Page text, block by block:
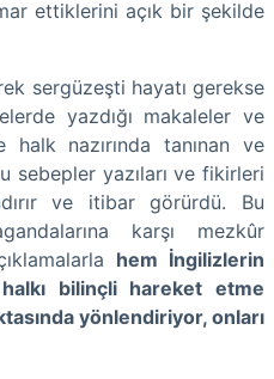
ettiklerini açık bir şekilde
sergüzeşti hayatı gerekse
yazdığı makaleler ve
nazırında tanınan ve
sebepler yazıları ve fikirleri
ve itibar görürdü. Bu
karşı mezkûr
hem İngilizlerin
bilinçli hareket etme
yönlendiriyor, onları